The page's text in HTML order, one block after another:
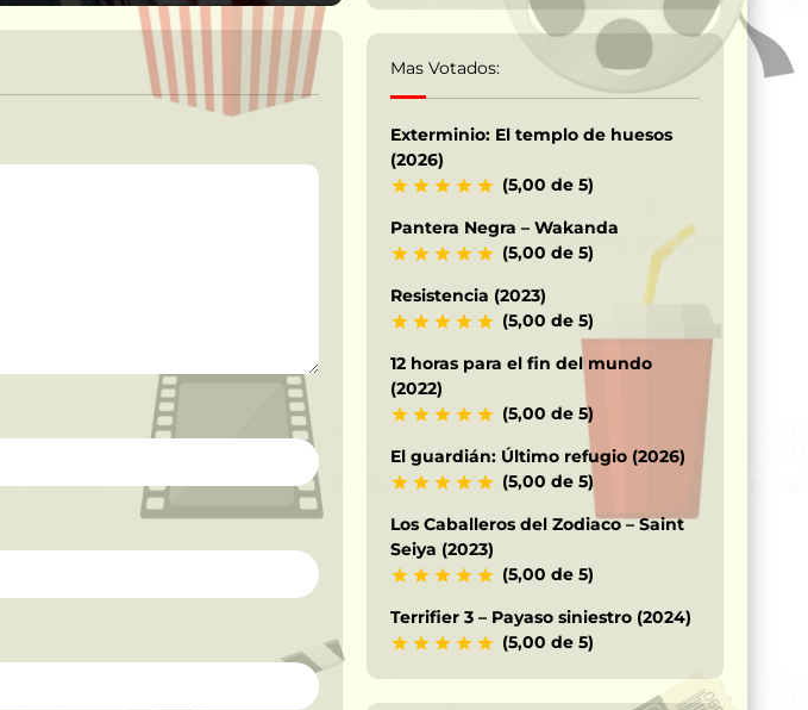
Mas Votados:
Exterminio: El templo de huesos
(2026)
(5,00 de 5)
Pantera Negra – Wakanda
(5,00 de 5)
Resistencia (2023)
(5,00 de 5)
12 horas para el fin del mundo
(2022)
(5,00 de 5)
El guardián: Último refugio (2026)
(5,00 de 5)
Los Caballeros del Zodiaco – Saint
Seiya (2023)
(5,00 de 5)
Terrifier 3 – Payaso siniestro (2024)
(5,00 de 5)